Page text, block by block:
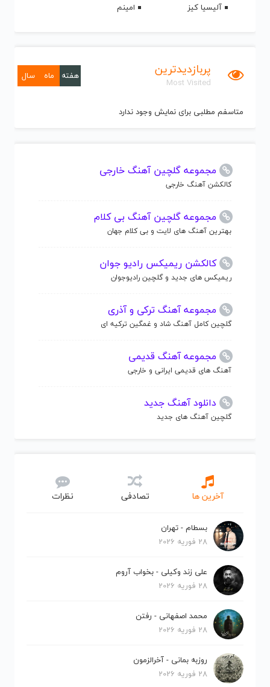
آلیسیا کیز
امینم
پربازدیدترین
Most Visited
هفته ماه سال
متاسفم مطلبی برای نمایش وجود ندارد
مجموعه گلچین آهنگ خارجی
کالکشن آهنگ خارجی
مجموعه گلچین آهنگ بی کلام
بهترین آهنگ های لایت و بی کلام جهان
کالکشن ریمیکس رادیو جوان
ریمیکس های جدید و گلچین رادیوجوان
مجموعه آهنگ ترکی و آذری
گلچین کامل آهنگ شاد و غمگین ترکیه ای
مجموعه آهنگ قدیمی
آهنگ های قدیمی ایرانی و خارجی
دانلود آهنگ جدید
گلچین آهنگ های جدید
آخرین ها تصادفی نظرات
بسطام - تهران
28 فوریه 2026
علی زند وکیلی - بخواب آروم
28 فوریه 2026
محمد اصفهانی - رفتن
28 فوریه 2026
روزبه بمانی - آخرالزمون
28 فوریه 2026